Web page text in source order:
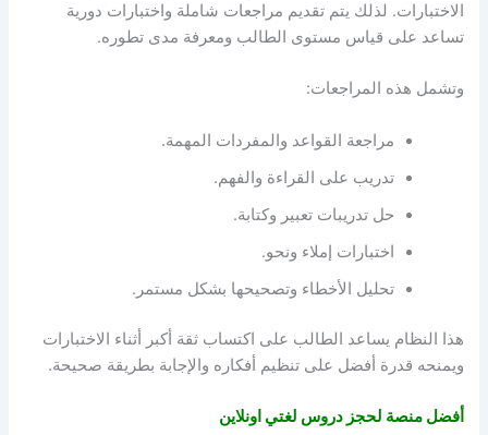
الاختبارات. لذلك يتم تقديم مراجعات شاملة واختبارات دورية
تساعد على قياس مستوى الطالب ومعرفة مدى تطوره.
وتشمل هذه المراجعات:
مراجعة القواعد والمفردات المهمة.
تدريب على القراءة والفهم.
حل تدريبات تعبير وكتابة.
اختبارات إملاء ونحو.
تحليل الأخطاء وتصحيحها بشكل مستمر.
هذا النظام يساعد الطالب على اكتساب ثقة أكبر أثناء الاختبارات
ويمنحه قدرة أفضل على تنظيم أفكاره والإجابة بطريقة صحيحة.
أفضل منصة لحجز دروس لغتي اونلاين